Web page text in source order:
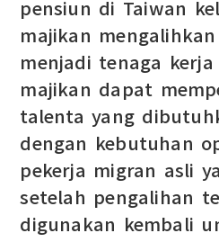
pensiun di Taiwan
majikan
menjadi tenaga
majikan dapat
talenta yang
dengan kebutuhan
pekerja migran asli
setelah pengalihan
digunakan kembali